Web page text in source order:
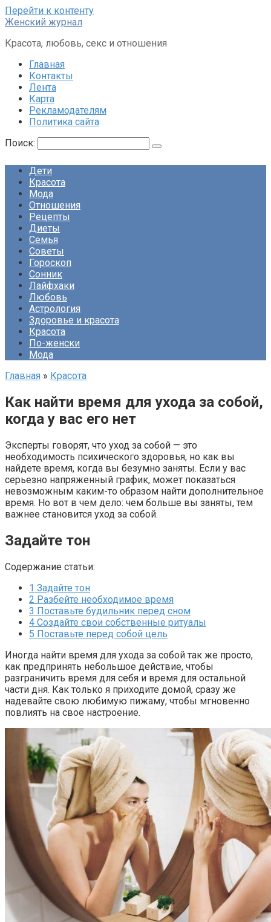
Перейти к контенту
Женский журнал
Красота, любовь, секс и отношения
Главная
Контакты
Лента
Карта
Рекламодателям
Политика сайта
Поиск:
Дети
Красота
Мода
Отношения
Рецепты
Диеты
Семья
Советы
Гороскоп
Сонник
Лайфхаки
Любовь
Астрология
Здоровье и красота
Красота
По-женски
Мода
Главная » Красота
Как найти время для ухода за собой,
когда у вас его нет
Эксперты говорят, что уход за собой — это
необходимость психического здоровья, но как вы
найдете время, когда вы безумно заняты. Если у вас
серьезно напряженный график, может показаться
невозможным каким-то образом найти дополнительное
время. Но вот в чем дело: чем больше вы заняты, тем
важнее становится уход за собой.
Задайте тон
Содержание статьи:
1 Задайте тон
2 Разбейте необходимое время
3 Поставьте будильник перед сном
4 Создайте свои собственные ритуалы
5 Поставьте перед собой цель
Иногда найти время для ухода за собой так же просто,
как предпринять небольшое действие, чтобы
разграничить время для себя и время для остальной
части дня. Как только я приходите домой, сразу же
надевайте свою любимую пижаму, чтобы мгновенно
повлиять на свое настроение.